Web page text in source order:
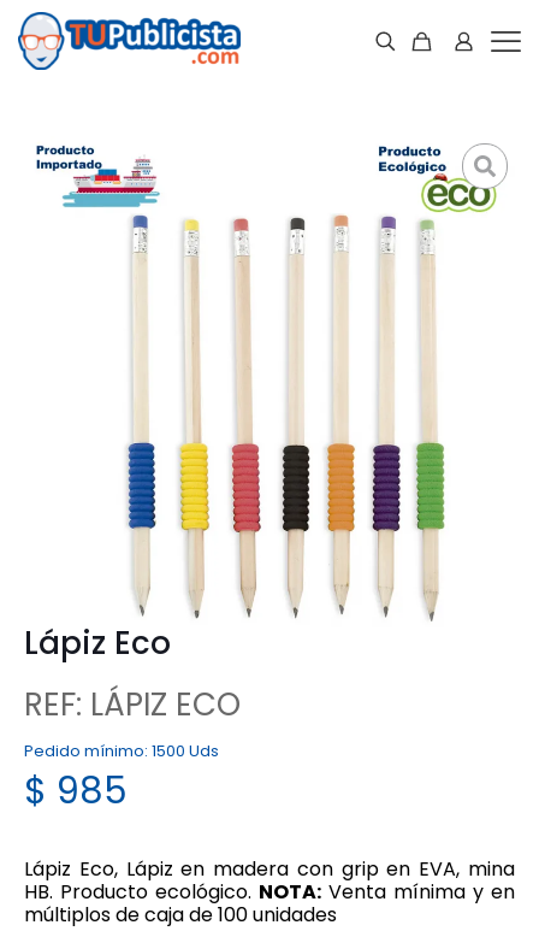
Lápiz Eco
REF: LÁPIZ ECO
Pedido mínimo: 1500 Uds
$ 985
Lápiz Eco, Lápiz en madera con grip en EVA, mina
HB. Producto ecológico. NOTA: Venta mínima y en
múltiplos de caja de 100 unidades